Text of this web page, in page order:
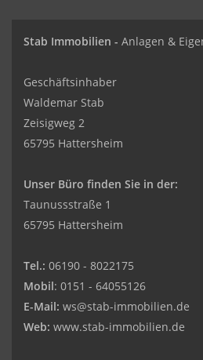
Stab Immobilien - Anlagen &
Geschäftsinhaber
Waldemar Stab
Zeisigweg 2
65795 Hattersheim
Unser Büro finden Sie in der:
Taunussstraße 1
65795 Hattersheim
Tel.: 06190 - 8022175
Mobil: 0151 - 64055126
E-Mail: ws@stab-immobilien.de
Web: www.stab-immobilien.de